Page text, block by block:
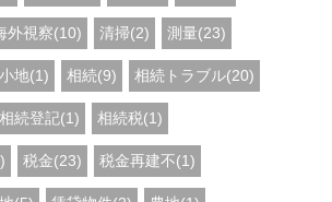
外視察(10) 清掃(2) 測量(23)
地(1) 相続(9) 相続トラブル(20)
相続登記(1) 相続税(1)
税金(23) 税金再建不(1)